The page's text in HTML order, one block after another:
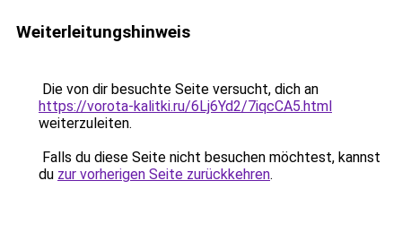
Weiterleitungshinweis
Die von dir besuchte Seite versucht, dich an
https://vorota-kalitki.ru/6Lj6Yd2/7iqcCA5.html
weiterzuleiten.
Falls du diese Seite nicht besuchen möchtest, kannst
du zur vorherigen Seite zurückkehren.